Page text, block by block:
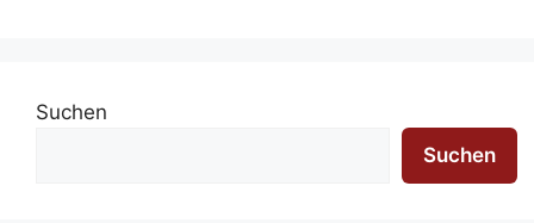
Suchen
Suchen